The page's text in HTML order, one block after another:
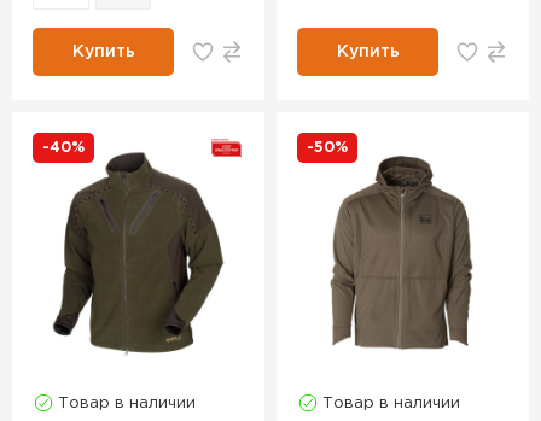
Купить Купить
-40%
Товар в наличии
-50%
Товар в наличии